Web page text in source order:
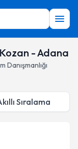
Kozan - Adana
Danışmanlığı
Sıralama